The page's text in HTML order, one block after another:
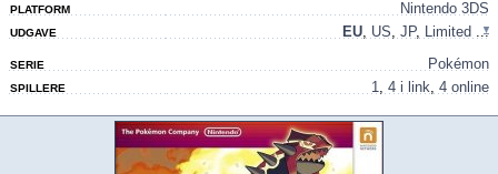
PLATFORM Nintendo 3DS
UDGAVE EU, US, JP, Limited ...
SERIE Pokémon
SPILLERE 1, 4 i link, 4 online